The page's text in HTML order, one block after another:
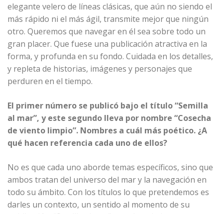
elegante velero de líneas clásicas, que aún no siendo el
más rápido ni el más ágil, transmite mejor que ningún
otro. Queremos que navegar en él sea sobre todo un
gran placer. Que fuese una publicación atractiva en la
forma, y profunda en su fondo. Cuidada en los detalles,
y repleta de historias, imágenes y personajes que
perduren en el tiempo.
El primer número se publicó bajo el título “Semilla
al mar”, y este segundo lleva por nombre “Cosecha
de viento limpio”. Nombres a cuál más poético. ¿A
qué hacen referencia cada uno de ellos?
No es que cada uno aborde temas específicos, sino que
ambos tratan del universo del mar y la navegación en
todo su ámbito. Con los títulos lo que pretendemos es
darles un contexto, un sentido al momento de su